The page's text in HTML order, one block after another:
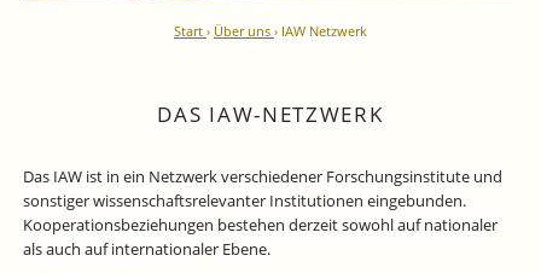
Start Über uns IAW Netzwerk
DAS IAW-NETZWERK
Das IAW ist in ein Netzwerk verschiedener Forschungsinstitute und
sonstiger wissenschaftsrelevanter Institutionen eingebunden.
Kooperationsbeziehungen bestehen derzeit sowohl auf nationaler
als auch auf internationaler Ebene.